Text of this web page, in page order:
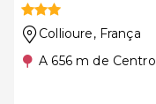
Collioure, França
A 656 m de